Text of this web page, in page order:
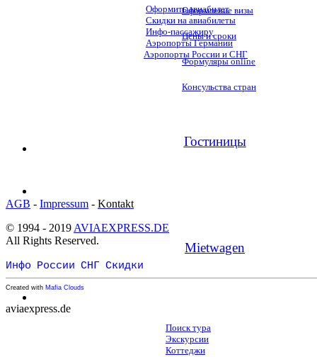
Оформление визы
Цены и сроки
Формуляры online
Консульства стран
Гостиницы
Mietwagen
Поиск тура
Экскурсии
Коттеджи
Оформить авиабилет
Скидки на авиабилеты
Инфо-пассажиру
Аэропорты Германии
Аэропорты России и СНГ
AGB - Impressum - Kontakt
© 1994 - 2019AVIAEXPRESS.DE
All Rights Reserved.
Инфо России СНГ Скидки
Created with Mafia Clouds
aviaexpress.de